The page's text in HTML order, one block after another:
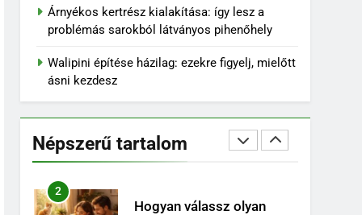
Árnyékos kertrész kialakítása: így lesz a
problémás sarokból látványos pihenőhely
Walipini építése házilag: ezekre figyelj, mielőtt
ásni kezdesz
Népszerű tartalom
8
Szorbitol: Hatások,
Mellékhatások
OTTHON
1
Trópusi színpompa a
lakásban: így találj
megfelelő helyet a
2
Hogyan válassz olyan